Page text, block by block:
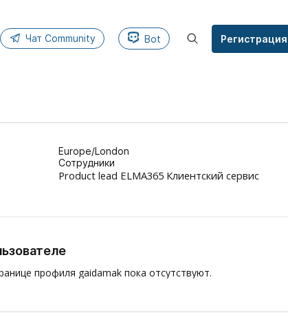
Чат Community Bot
Регистрация
Europe/London
Сотрудники
Product lead ELMA365 Клиентский сервис
профиля gaidamak пока отсутствуют.